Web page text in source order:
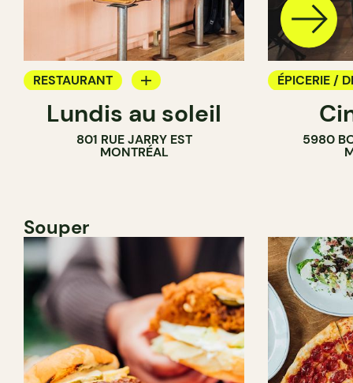
RESTAURANT
BAR À VIN
Lundis au soleil
801 RUE JARRY EST
MONTRÉAL
ÉPICERIE /
COMPTOIR
CAVISTE
5980
Souper